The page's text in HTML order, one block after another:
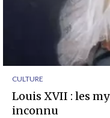
CULTURE
Louis XVII : les
inconnu